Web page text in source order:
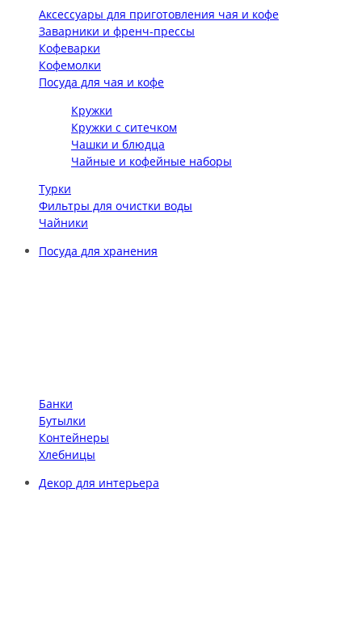
Аксессуары для приготовления чая и кофе
Заварники и френч-прессы
Кофеварки
Кофемолки
Посуда для чая и кофе
Кружки
Кружки с ситечком
Чашки и блюдца
Чайные и кофейные наборы
Турки
Фильтры для очистки воды
Чайники
Посуда для хранения
Банки
Бутылки
Контейнеры
Хлебницы
Декор для интерьера